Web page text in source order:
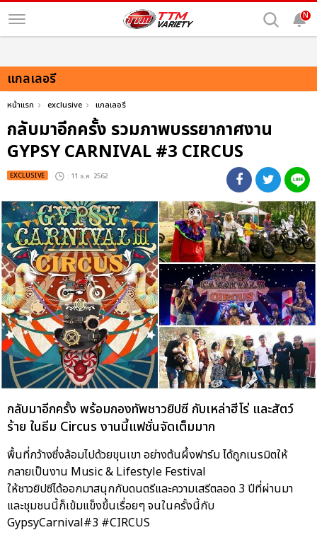
N
แกลเลอรี
หน้าแรก exclusive แกลเลอรี
กลับมาอีกครั้ง รวมภาพบรรยากาศงาน
GYPSY CARNIVAL #3 CIRCUS
EXCLUSIVE : 11 ธ.ค. 2562
กลับมาอีกครั้ง พร้อมกองทัพชาวยิปซี กับเหล่าฮีโร่ และสัตว์
ร้าย ในธีม Circus งานนี้แฟชั่นจัดเต็มมาก
พื้นที่กว้างซึ่งล้อมไปด้วยขุนเขา อย่างต้นผึ้งฟาร์ม ได้ถูกเนรมิตให้
กลายเป็นงาน Music & Lifestyle Festival
ให้ชาวยิปซีได้ออกมาสนุกกับดนตรีและความเสรีตลอด 3 ปีที่ผ่านมา
และชุมชนนี้ก็เข้มแข็งขึ้นเรื่อยๆ จนในครั้งนี้กับ
GypsyCarnival#3 #CIRCUS